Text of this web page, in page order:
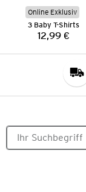
Online Exklusiv
3 Baby T-Shirts
Preis:
12,99 €